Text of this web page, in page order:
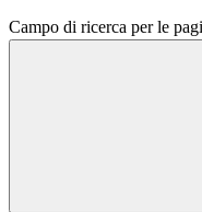
Campo di ricerca per le